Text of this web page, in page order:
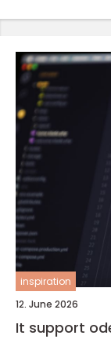
inspiration
12. June 2026
It support odense sådan får